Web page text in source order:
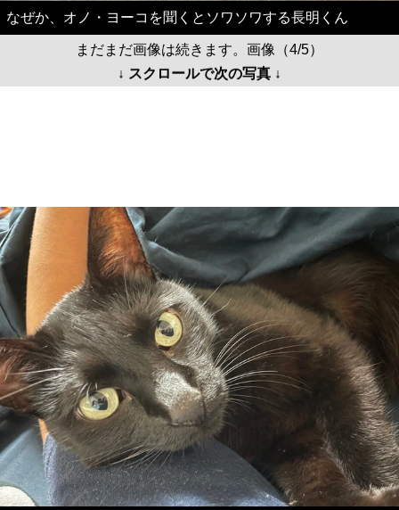
なぜか、オノ・ヨーコを聞くとソワソワする長明くん
まだまだ画像は続きます。画像（4/5）
↓ スクロールで次の写真 ↓